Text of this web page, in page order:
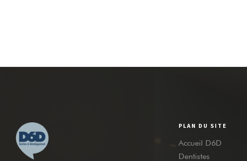
PLAN DU SITE
Accueil D6D
Dentistes